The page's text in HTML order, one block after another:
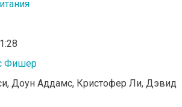
Фишер
Доун Аддамс, Кристофер Ли, Дэвид